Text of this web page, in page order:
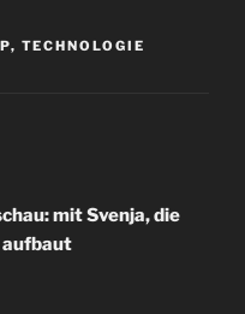
, TECHNOLOGIE
mit Svenja, die
aufbaut